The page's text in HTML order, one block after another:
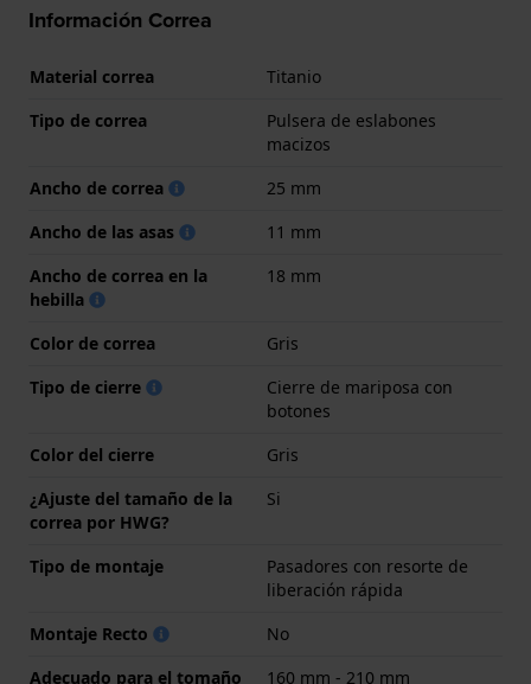
Información Correa
Material correa
Titanio
Tipo de correa
Pulsera de eslabones
macizos
Ancho de correa
25 mm
Ancho de las asas
11 mm
Ancho de correa en la
hebilla
18 mm
Color de correa
Gris
Tipo de cierre
Cierre de mariposa con
botones
Color del cierre
Gris
¿Ajuste del tamaño de la
correa por HWG?
Si
Tipo de montaje
Pasadores con resorte de
liberación rápida
Montaje Recto
No
Adecuado para el tomaño
160 mm - 210 mm